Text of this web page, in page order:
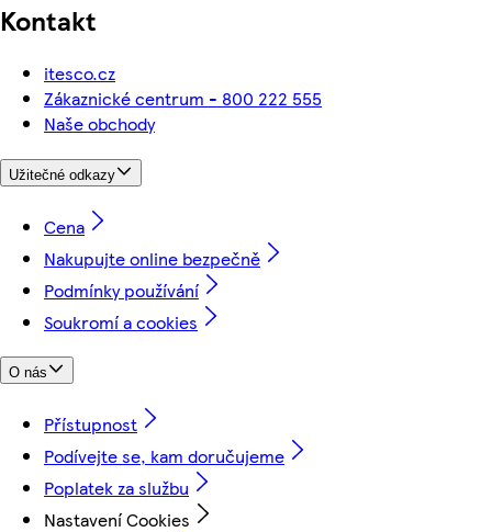
Kontakt
itesco.cz
Zákaznické centrum - 800 222 555
Naše obchody
Užitečné odkazy
Cena
Nakupujte online bezpečně
Podmínky používání
Soukromí a cookies
O nás
Přístupnost
Podívejte se, kam doručujeme
Poplatek za službu
Nastavení Cookies